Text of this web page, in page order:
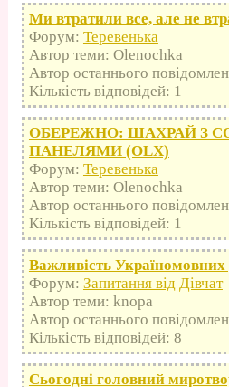
Ми втратили все, але не
Форум: Теревенька
Автор теми: Olenochka
Автор останнього
Кількість відповідей: 1
ОБЕРЕЖНО: ШАХРАЙ З
ПАНЕЛЯМИ (OLX)
Форум: Теревенька
Автор теми: Olenochka
Автор останнього
Кількість відповідей: 1
Важливість Україномовних
Форум: Запитання від Дівчат
Автор теми: knopa
Автор останнього
Кількість відповідей: 8
Сьогодні головний